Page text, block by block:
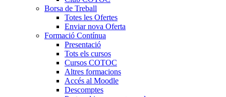
Borsa de Treball
Totes les Ofertes
Enviar nova Oferta
Formació Contínua
Presentació
Tots els cursos
Cursos COTOC
Altres formacions
Accés al Moodle
Descomptes